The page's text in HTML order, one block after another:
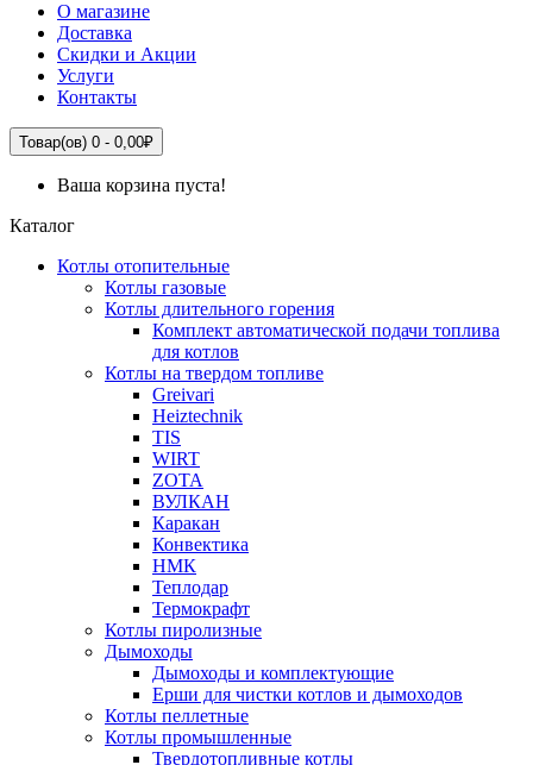
О магазине
Доставка
Скидки и Акции
Услуги
Контакты
Товар(ов) 0 - 0,00₽
Ваша корзина пуста!
Каталог
Котлы отопительные
Котлы газовые
Котлы длительного горения
Комплект автоматической подачи топлива
для котлов
Котлы на твердом топливе
Greivari
Heiztechnik
TIS
WIRT
ZOTA
ВУЛКАН
Каракан
Конвектика
НМК
Теплодар
Термокрафт
Котлы пиролизные
Дымоходы
Дымоходы и комплектующие
Ерши для чистки котлов и дымоходов
Котлы пеллетные
Котлы промышленные
Твердотопливные котлы